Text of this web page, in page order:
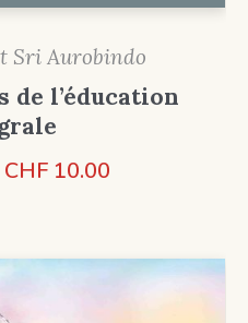
Sri Aurobindo
de l’éducation
Le
était :
CHF 15.00.
CHF 10.00Le
est :
CHF 10.00.